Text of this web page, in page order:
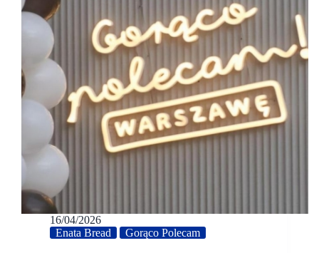
16/04/2026
Enata Bread
Gorąco Polecam